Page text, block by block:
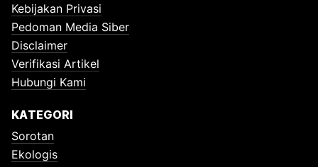
Kebijakan Privasi
Pedoman Media Siber
Disclaimer
Verifikasi Artikel
Hubungi Kami
KATEGORI
Sorotan
Ekologis